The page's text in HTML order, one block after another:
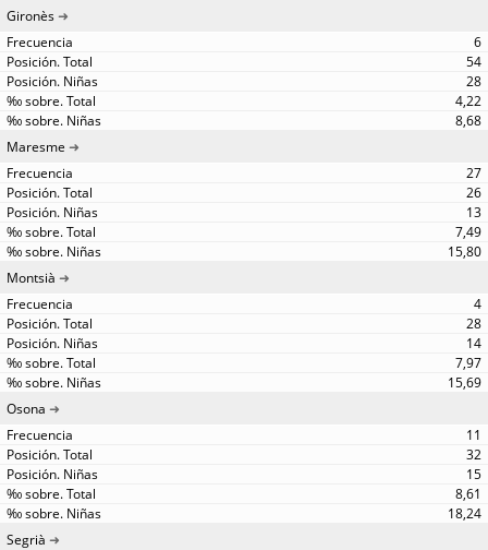
Gironès
6
54
28
4,22
8,68
Maresme
27
26
13
7,49
15,80
Montsià
4
28
14
7,97
15,69
Osona
11
32
15
8,61
18,24
Segrià